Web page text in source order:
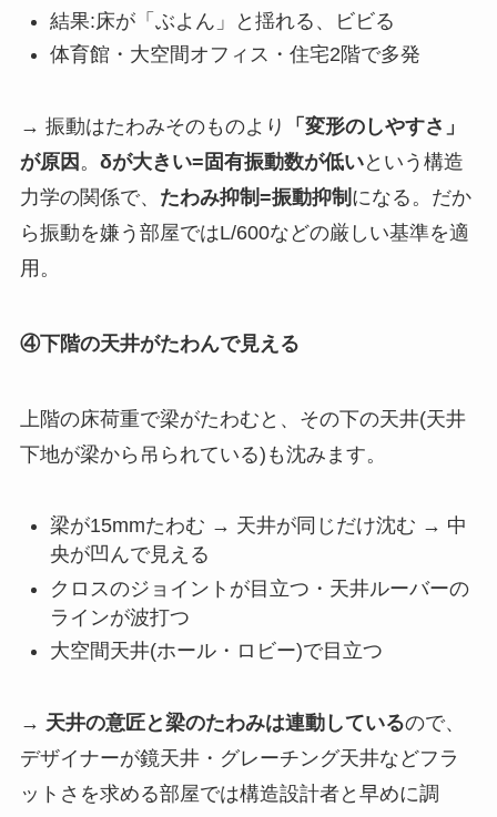
結果:床が「ぶよん」と揺れる、ビビる
体育館・大空間オフィス・住宅2階で多発
→ 振動はたわみそのものより
「変形のしやすさ」
が原因 。 δが大きい=固有振動数が低いという構造
力学の関係で、 たわみ抑制=振動抑制 になる。だか
ら振動を嫌う部屋ではL/600などの厳しい基準を適
用。
④下階の天井がたわんで見える
上階の床荷重で梁がたわむと、その下の天井(天井
下地が梁から吊られている)も沈みます。
梁が15mmたわむ → 天井が同じだけ沈む → 中
央が凹んで見える
クロスのジョイントが目立つ・天井ルーバーの
ラインが波打つ
大空間天井(ホール・ロビー)で目立つ
→ 天井の意匠と梁のたわみは連動しているので、
デザイナーが鏡天井・グレーチング天井などフラ
ットさを求める部屋では構造設計者と早めに調